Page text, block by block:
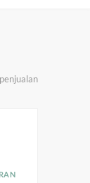
penjualan